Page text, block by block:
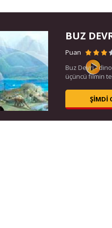
BUZ
Puan
Buz Devri -
üçüncü filmin
ŞIMDI